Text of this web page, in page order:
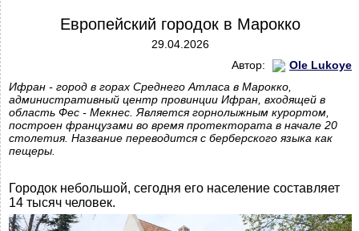
Европейский городок в Марокко
29.04.2026
Автор:
Ole Lukoye
Ифран - город в горах Среднего Атласа в Марокко,
административный центр провинции Ифран, входящей в
область Фес - Мекнес. Является горнолыжным курортом,
построен французами во время протектората в начале 20
столетия. Название переводится с берберского языка как
пещеры.
Городок небольшой, сегодня его население составляет
14 тысяч человек.